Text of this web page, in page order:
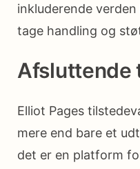
inkluderende
tage handling og
Afsluttende
Elliot Pages
mere end bare et
det er en platform